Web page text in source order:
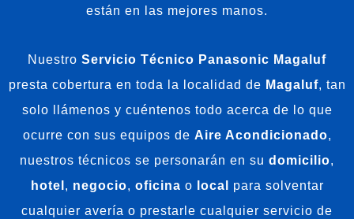
están en las mejores manos.
Nuestro Servicio Técnico Panasonic Magaluf
presta cobertura en toda la localidad de Magaluf, tan
solo llámenos y cuéntenos todo acerca de lo que
ocurre con sus equipos de Aire Acondicionado,
nuestros técnicos se personarán en su domicilio,
hotel , negocio, oficina o local
para solventar
cualquier avería o prestarle cualquier servicio de